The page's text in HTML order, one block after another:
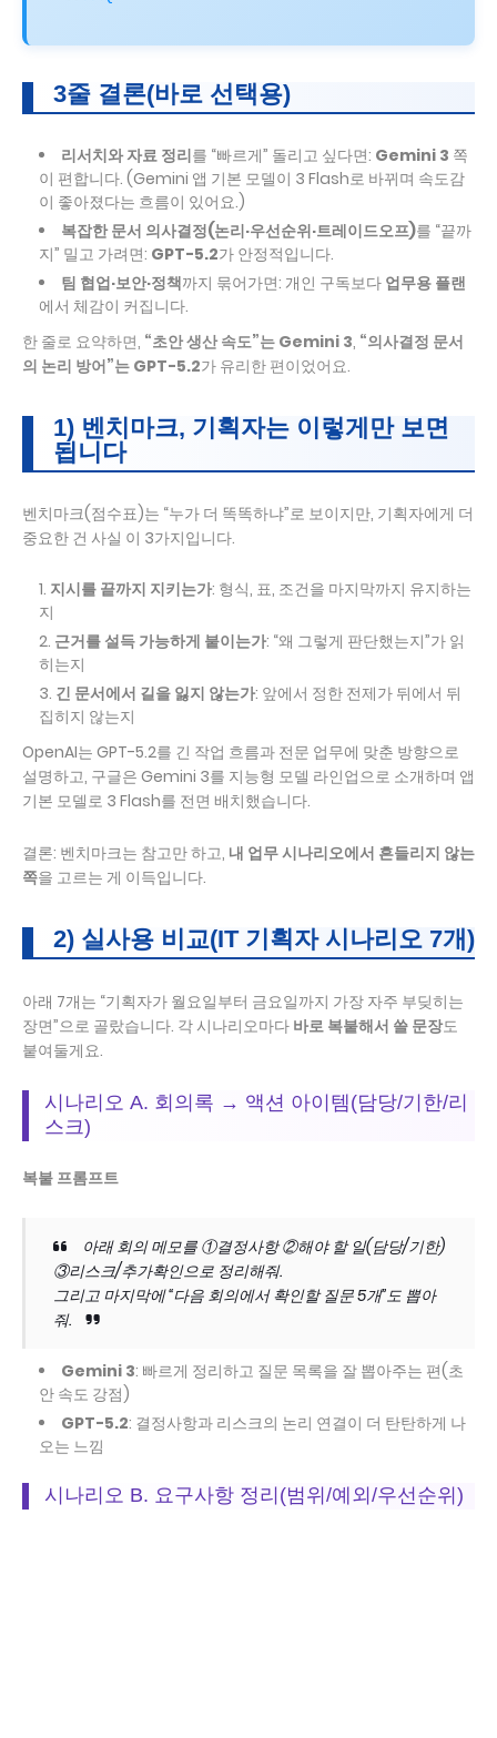
3줄 결론(바로 선택용)
리서치와 자료 정리를 “빠르게” 돌리고 싶다면: Gemini 3 쪽
이 편합니다. (Gemini 앱 기본 모델이 3 Flash로 바뀌며 속도감
이 좋아졌다는 흐름이 있어요.)
복잡한 문서 의사결정(논리·우선순위·트레이드오프)를 “끝까
지” 밀고 가려면: GPT-5.2가 안정적입니다.
팀 협업·보안·정책까지 묶어가면: 개인 구독보다 업무용 플랜
에서 체감이 커집니다.
한 줄로 요약하면, “초안 생산 속도”는 Gemini 3, “의사결정 문서
의 논리 방어”는 GPT-5.2가 유리한 편이었어요.
1) 벤치마크, 기획자는 이렇게만 보면
됩니다
벤치마크(점수표)는 “누가 더 똑똑하냐”로 보이지만, 기획자에게 더
중요한 건 사실 이 3가지입니다.
지시를 끝까지 지키는가: 형식, 표, 조건을 마지막까지 유지하는
지
근거를 설득 가능하게 붙이는가: “왜 그렇게 판단했는지”가 읽
히는지
긴 문서에서 길을 잃지 않는가: 앞에서 정한 전제가 뒤에서 뒤
집히지 않는지
OpenAI는 GPT-5.2를 긴 작업 흐름과 전문 업무에 맞춘 방향으로
설명하고, 구글은 Gemini 3를 지능형 모델 라인업으로 소개하며 앱
기본 모델로 3 Flash를 전면 배치했습니다.
결론: 벤치마크는 참고만 하고, 내 업무 시나리오에서 흔들리지 않는
쪽을 고르는 게 이득입니다.
2) 실사용 비교(IT 기획자 시나리오 7개)
아래 7개는 “기획자가 월요일부터 금요일까지 가장 자주 부딪히는
장면”으로 골랐습니다. 각 시나리오마다 바로 복붙해서 쓸 문장도
붙여둘게요.
시나리오 A. 회의록 → 액션 아이템(담당/기한/리
스크)
복붙 프롬프트
아래 회의 메모를 ①결정사항 ②해야 할 일(담당/기한)
③리스크/추가확인으로 정리해줘.
그리고 마지막에 “다음 회의에서 확인할 질문 5개”도 뽑아
줘.
Gemini 3: 빠르게 정리하고 질문 목록을 잘 뽑아주는 편(초
안 속도 강점)
GPT-5.2: 결정사항과 리스크의 논리 연결이 더 탄탄하게 나
오는 느낌
시나리오 B. 요구사항 정리(범위/예외/우선순위)